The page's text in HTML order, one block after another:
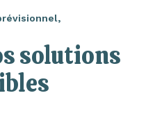
solutions